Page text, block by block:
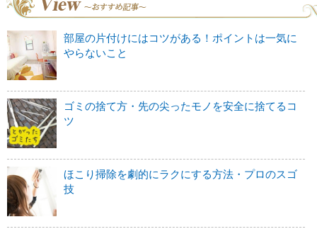
部屋の片付けにはコツがある！ポイントは一気に
やらないこと
ゴミの捨て方・先の尖ったモノを安全に捨てるコ
ツ
ほこり掃除を劇的にラクにする方法・プロのスゴ
技